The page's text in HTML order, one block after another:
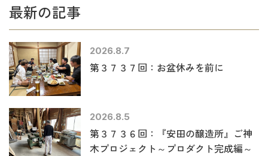
最新の記事
2026.8.7
第３７３７回：お盆休みを前に
2026.8.5
第３７３６回：『安田の醸造所』ご神
木プロジェクト～プロダクト完成編～